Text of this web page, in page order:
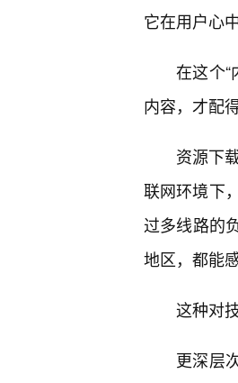
它在用户心
在这个
内容，才配
资源下
联网环境下
过多线路的
地区，都能
这种对
更深层